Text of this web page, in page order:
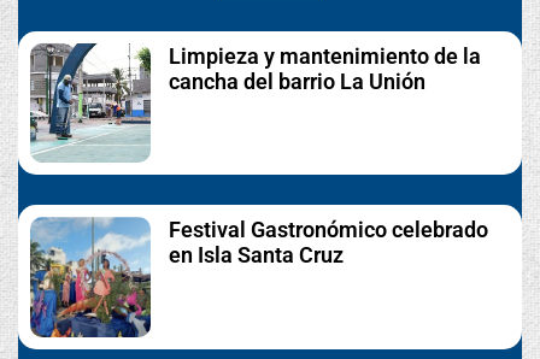
Limpieza y mantenimiento de la
cancha del barrio La Unión
Festival Gastronómico celebrado
en Isla Santa Cruz